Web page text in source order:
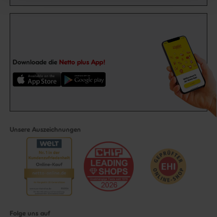
Downloade die Netto plus App!
Unsere Auszeichnungen
Folge uns auf